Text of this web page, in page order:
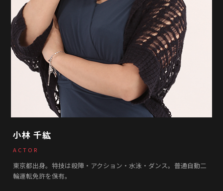
小林 千紘
ACTOR
東京都出身。特技は殺陣・アクション・水泳・ダンス。普通自動二
輪運転免許を保有。